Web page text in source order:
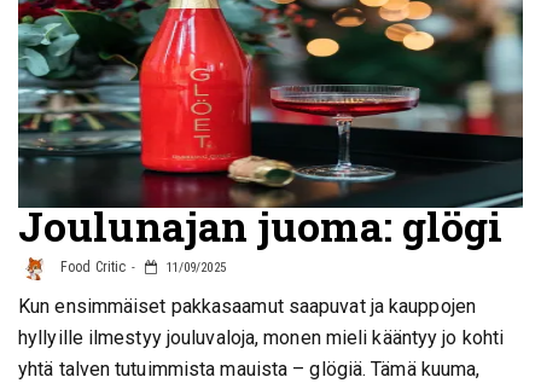
Joulunajan juoma: glögi
Food Critic 11/09/2025
Kun ensimmäiset pakkasaamut saapuvat ja kauppojen
hyllyille ilmestyy jouluvaloja, monen mieli kääntyy jo kohti
yhtä talven tutuimmista mauista – glögiä. Tämä kuuma,